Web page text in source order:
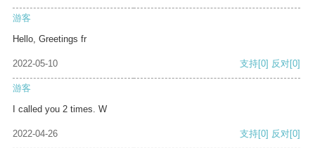
游客
Hello, Greetings fr
2022-05-10 支持[0] 反对[0]
游客
I called you 2 times. W
2022-04-26 支持[0] 反对[0]